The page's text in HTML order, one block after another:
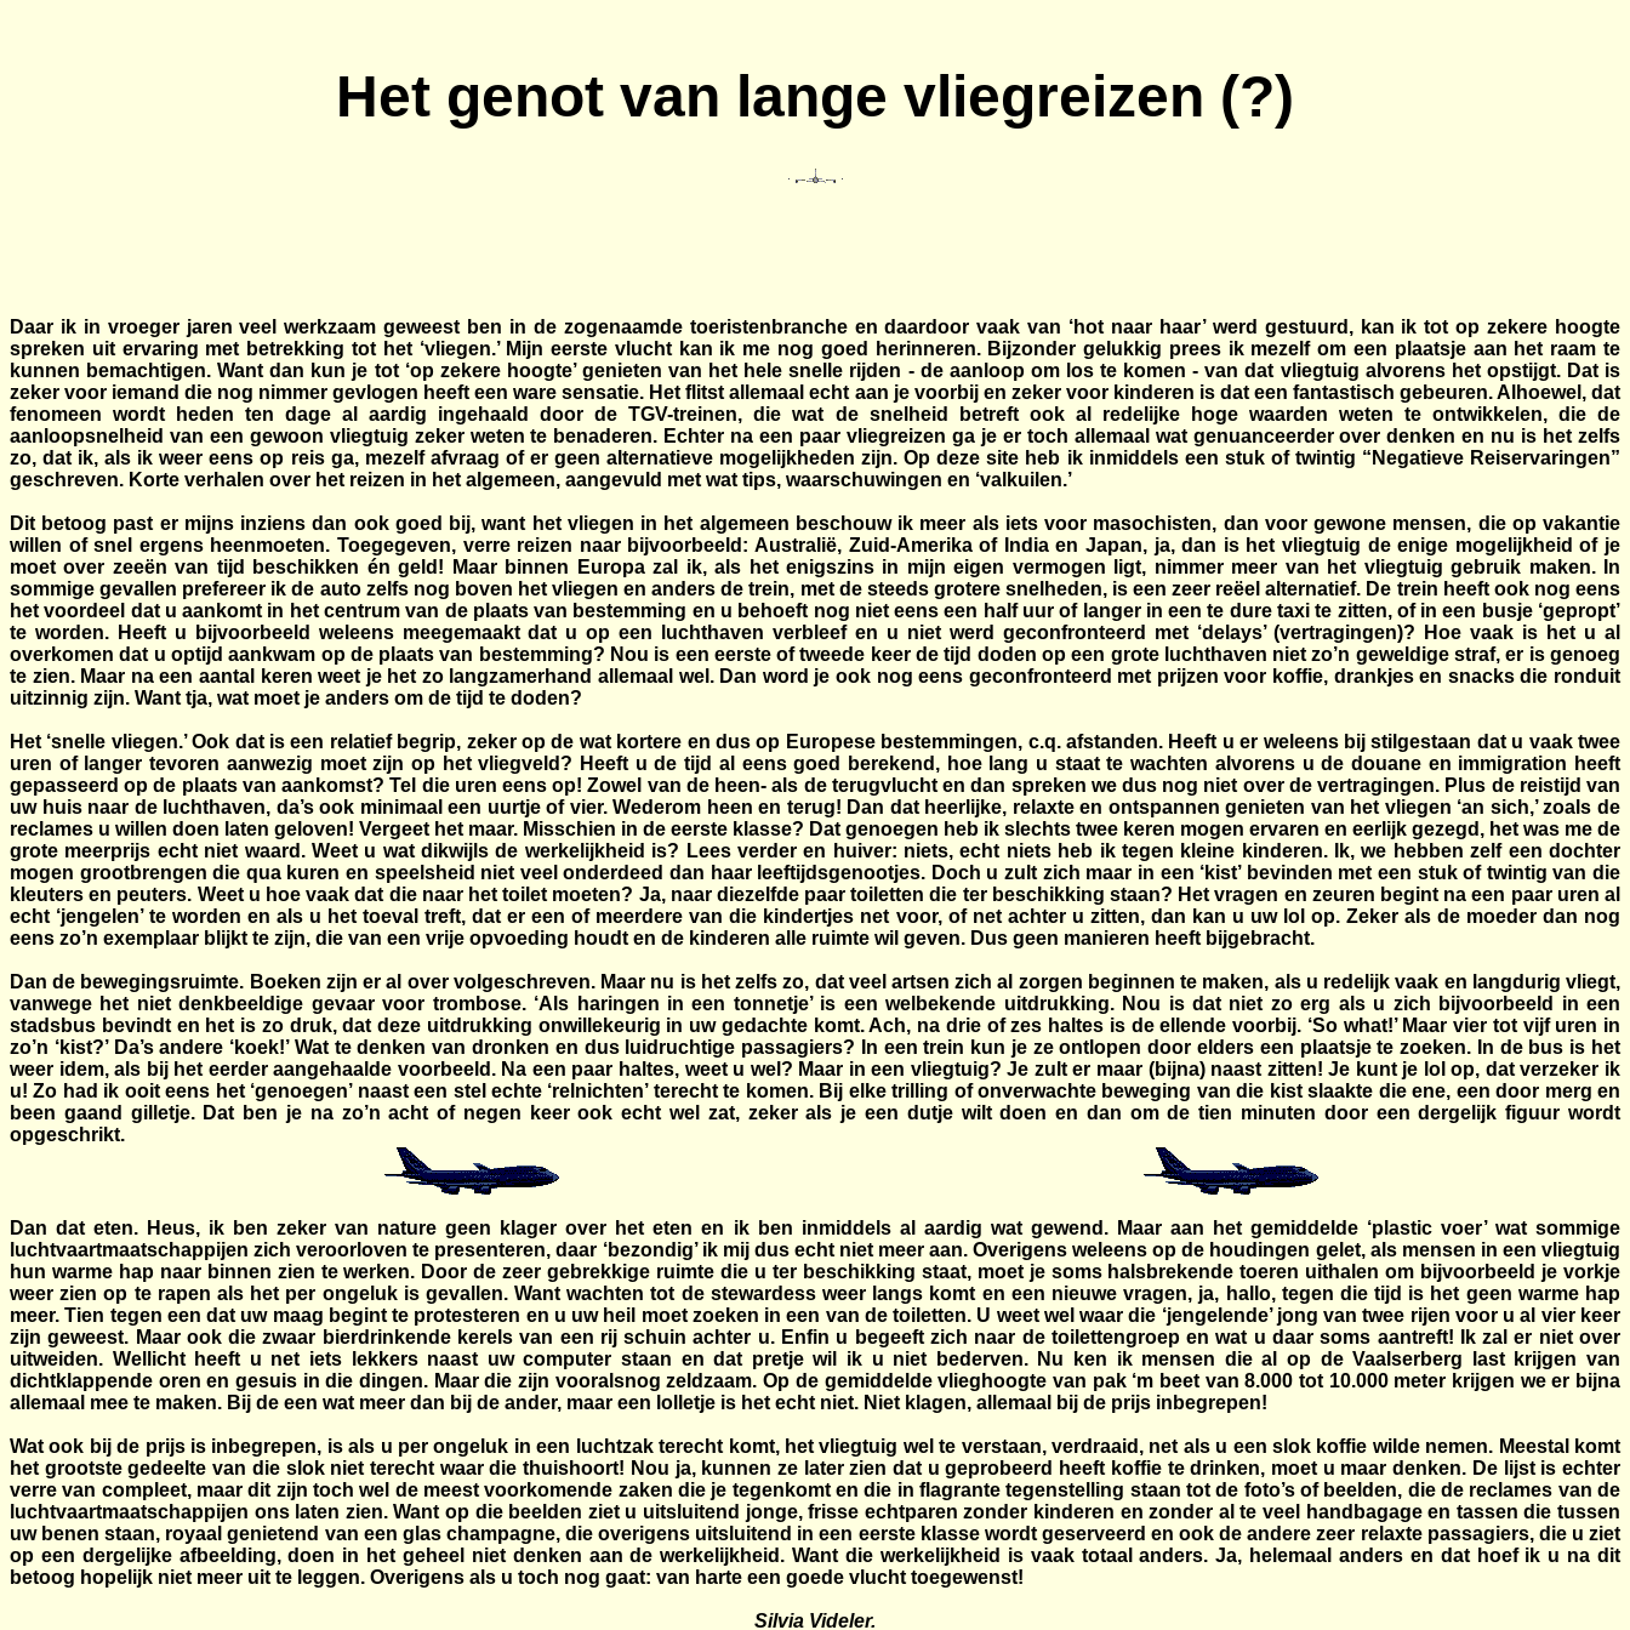
Het genot van lange vliegreizen (?)
Daar ik in vroeger jaren veel werkzaam geweest ben in de zogenaamde toeristenbranche en daardoor vaak van ‘hot naar haar’ werd gestuurd, kan ik tot op zekere hoogte
spreken uit ervaring met betrekking tot het ‘vliegen.’ Mijn eerste vlucht kan ik me nog goed herinneren. Bijzonder gelukkig prees ik mezelf om een plaatsje aan het raam te
kunnen bemachtigen. Want dan kun je tot ‘op zekere hoogte’ genieten van het hele snelle rijden - de aanloop om los te komen - van dat vliegtuig alvorens het opstijgt. Dat is
zeker voor iemand die nog nimmer gevlogen heeft een ware sensatie. Het flitst allemaal echt aan je voorbij en zeker voor kinderen is dat een fantastisch gebeuren. Alhoewel, dat
fenomeen wordt heden ten dage al aardig ingehaald door de TGV-treinen, die wat de snelheid betreft ook al redelijke hoge waarden weten te ontwikkelen, die de
aanloopsnelheid van een gewoon vliegtuig zeker weten te benaderen. Echter na een paar vliegreizen ga je er toch allemaal wat genuanceerder over denken en nu is het zelfs
zo, dat ik, als ik weer eens op reis ga, mezelf afvraag of er geen alternatieve mogelijkheden zijn. Op deze site heb ik inmiddels een stuk of twintig “Negatieve Reiservaringen”
geschreven. Korte verhalen over het reizen in het algemeen, aangevuld met wat tips, waarschuwingen en ‘valkuilen.’
Dit betoog past er mijns inziens dan ook goed bij, want het vliegen in het algemeen beschouw ik meer als iets voor masochisten, dan voor gewone mensen, die op vakantie
willen of snel ergens heenmoeten. Toegegeven, verre reizen naar bijvoorbeeld: Australië, Zuid-Amerika of India en Japan, ja, dan is het vliegtuig de enige mogelijkheid of je
moet over zeeën van tijd beschikken én geld! Maar binnen Europa zal ik, als het enigszins in mijn eigen vermogen ligt, nimmer meer van het vliegtuig gebruik maken. In
sommige gevallen prefereer ik de auto zelfs nog boven het vliegen en anders de trein, met de steeds grotere snelheden, is een zeer reëel alternatief. De trein heeft ook nog eens
het voordeel dat u aankomt in het centrum van de plaats van bestemming en u behoeft nog niet eens een half uur of langer in een te dure taxi te zitten, of in een busje ‘gepropt’
te worden. Heeft u bijvoorbeeld weleens meegemaakt dat u op een luchthaven verbleef en u niet werd geconfronteerd met ‘delays’ (vertragingen)? Hoe vaak is het u al
overkomen dat u optijd aankwam op de plaats van bestemming? Nou is een eerste of tweede keer de tijd doden op een grote luchthaven niet zo’n geweldige straf, er is genoeg
te zien. Maar na een aantal keren weet je het zo langzamerhand allemaal wel. Dan word je ook nog eens geconfronteerd met prijzen voor koffie, drankjes en snacks die ronduit
uitzinnig zijn. Want tja, wat moet je anders om de tijd te doden?
Het ‘snelle vliegen.’ Ook dat is een relatief begrip, zeker op de wat kortere en dus op Europese bestemmingen, c.q. afstanden. Heeft u er weleens bij stilgestaan dat u vaak twee
uren of langer tevoren aanwezig moet zijn op het vliegveld? Heeft u de tijd al eens goed berekend, hoe lang u staat te wachten alvorens u de douane en immigration heeft
gepasseerd op de plaats van aankomst? Tel die uren eens op! Zowel van de heen- als de terugvlucht en dan spreken we dus nog niet over de vertragingen. Plus de reistijd van
uw huis naar de luchthaven, da’s ook minimaal een uurtje of vier. Wederom heen en terug! Dan dat heerlijke, relaxte en ontspannen genieten van het vliegen ‘an sich,’ zoals de
reclames u willen doen laten geloven! Vergeet het maar. Misschien in de eerste klasse? Dat genoegen heb ik slechts twee keren mogen ervaren en eerlijk gezegd, het was me de
grote meerprijs echt niet waard. Weet u wat dikwijls de werkelijkheid is? Lees verder en huiver: niets, echt niets heb ik tegen kleine kinderen. Ik, we hebben zelf een dochter
mogen grootbrengen die qua kuren en speelsheid niet veel onderdeed dan haar leeftijdsgenootjes. Doch u zult zich maar in een ‘kist’ bevinden met een stuk of twintig van die
kleuters en peuters. Weet u hoe vaak dat die naar het toilet moeten? Ja, naar diezelfde paar toiletten die ter beschikking staan? Het vragen en zeuren begint na een paar uren al
echt ‘jengelen’ te worden en als u het toeval treft, dat er een of meerdere van die kindertjes net voor, of net achter u zitten, dan kan u uw lol op. Zeker als de moeder dan nog
eens zo’n exemplaar blijkt te zijn, die van een vrije opvoeding houdt en de kinderen alle ruimte wil geven. Dus geen manieren heeft bijgebracht.
Dan de bewegingsruimte. Boeken zijn er al over volgeschreven. Maar nu is het zelfs zo, dat veel artsen zich al zorgen beginnen te maken, als u redelijk vaak en langdurig vliegt,
vanwege het niet denkbeeldige gevaar voor trombose. ‘Als haringen in een tonnetje’ is een welbekende uitdrukking. Nou is dat niet zo erg als u zich bijvoorbeeld in een
stadsbus bevindt en het is zo druk, dat deze uitdrukking onwillekeurig in uw gedachte komt. Ach, na drie of zes haltes is de ellende voorbij. ‘So what!’ Maar vier tot vijf uren in
zo’n ‘kist?’ Da’s andere ‘koek!’ Wat te denken van dronken en dus luidruchtige passagiers? In een trein kun je ze ontlopen door elders een plaatsje te zoeken. In de bus is het
weer idem, als bij het eerder aangehaalde voorbeeld. Na een paar haltes, weet u wel? Maar in een vliegtuig? Je zult er maar (bijna) naast zitten! Je kunt je lol op, dat verzeker ik
u! Zo had ik ooit eens het ‘genoegen’ naast een stel echte ‘relnichten’ terecht te komen. Bij elke trilling of onverwachte beweging van die kist slaakte die ene, een door merg en
been gaand gilletje. Dat ben je na zo’n acht of negen keer ook echt wel zat, zeker als je een dutje wilt doen en dan om de tien minuten door een dergelijk figuur wordt
opgeschrikt.
Dan dat eten. Heus, ik ben zeker van nature geen klager over het eten en ik ben inmiddels al aardig wat gewend. Maar aan het gemiddelde ‘plastic voer’ wat sommige
luchtvaartmaatschappijen zich veroorloven te presenteren, daar ‘bezondig’ ik mij dus echt niet meer aan. Overigens weleens op de houdingen gelet, als mensen in een vliegtuig
hun warme hap naar binnen zien te werken. Door de zeer gebrekkige ruimte die u ter beschikking staat, moet je soms halsbrekende toeren uithalen om bijvoorbeeld je vorkje
weer zien op te rapen als het per ongeluk is gevallen. Want wachten tot de stewardess weer langs komt en een nieuwe vragen, ja, hallo, tegen die tijd is het geen warme hap
meer. Tien tegen een dat uw maag begint te protesteren en u uw heil moet zoeken in een van de toiletten. U weet wel waar die ‘jengelende’ jong van twee rijen voor u al vier keer
zijn geweest. Maar ook die zwaar bierdrinkende kerels van een rij schuin achter u. Enfin u begeeft zich naar de toilettengroep en wat u daar soms aantreft! Ik zal er niet over
uitweiden. Wellicht heeft u net iets lekkers naast uw computer staan en dat pretje wil ik u niet bederven. Nu ken ik mensen die al op de Vaalserberg last krijgen van
dichtklappende oren en gesuis in die dingen. Maar die zijn vooralsnog zeldzaam. Op de gemiddelde vlieghoogte van pak ‘m beet van 8.000 tot 10.000 meter krijgen we er bijna
allemaal mee te maken. Bij de een wat meer dan bij de ander, maar een lolletje is het echt niet. Niet klagen, allemaal bij de prijs inbegrepen!
Wat ook bij de prijs is inbegrepen, is als u per ongeluk in een luchtzak terecht komt, het vliegtuig wel te verstaan, verdraaid, net als u een slok koffie wilde nemen. Meestal komt
het grootste gedeelte van die slok niet terecht waar die thuishoort! Nou ja, kunnen ze later zien dat u geprobeerd heeft koffie te drinken, moet u maar denken. De lijst is echter
verre van compleet, maar dit zijn toch wel de meest voorkomende zaken die je tegenkomt en die in flagrante tegenstelling staan tot de foto’s of beelden, die de reclames van de
luchtvaartmaatschappijen ons laten zien. Want op die beelden ziet u uitsluitend jonge, frisse echtparen zonder kinderen en zonder al te veel handbagage en tassen die tussen
uw benen staan, royaal genietend van een glas champagne, die overigens uitsluitend in een eerste klasse wordt geserveerd en ook de andere zeer relaxte passagiers, die u ziet
op een dergelijke afbeelding, doen in het geheel niet denken aan de werkelijkheid. Want die werkelijkheid is vaak totaal anders. Ja, helemaal anders en dat hoef ik u na dit
betoog hopelijk niet meer uit te leggen. Overigens als u toch nog gaat: van harte een goede vlucht toegewenst!
Silvia Videler.